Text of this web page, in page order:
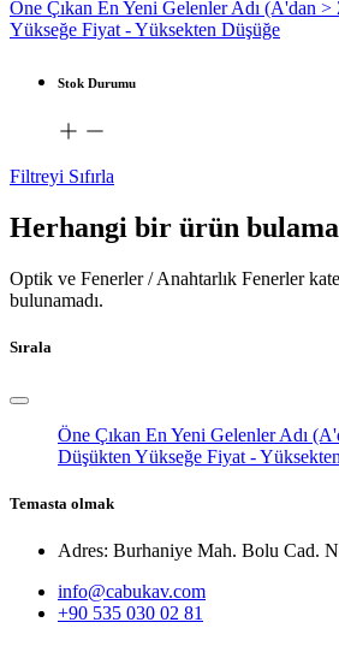
Öne Çıkan En Yeni Gelenler Adı (A'dan >
Yükseğe Fiyat - Yüksekten Düşüğe
Stok Durumu
Filtreyi Sıfırla
Herhangi bir ürün
Optik ve Fenerler / Anahtarlık Fenerler
bulunamadı.
Sırala
Öne Çıkan En Yeni Gelenler Adı
Düşükten Yükseğe Fiyat -
Temasta olmak
Adres: Burhaniye Mah. Bolu Cad.
info@cabukav.com
+90 535 030 02 81